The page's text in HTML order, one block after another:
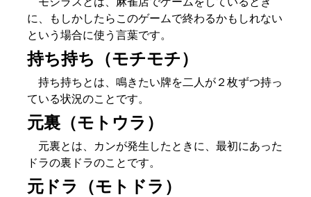
に、もしかしたらこのゲームで終わるかもしれない
という場合に使う言葉です。
持ち持ち（モチモチ）
持ち持ちとは、鳴きたい牌を二人が２枚ずつ持っ
ている状況のことです。
元裏（モトウラ）
元裏とは、カンが発生したときに、最初にあった
ドラの裏ドラのことです。
元ドラ（モトドラ）